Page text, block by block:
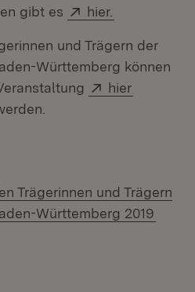
gibt es
Extern:
hier.
und Trägern der
Württemberg können
Extern:
hier
Trägerinnen und Trägern
Württemberg 2019